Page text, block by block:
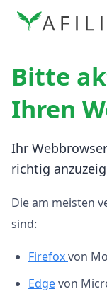
Bitte
Ihren
Ihr
richtig
Die am meisten
sind:
Firefoxvon
Edgevon